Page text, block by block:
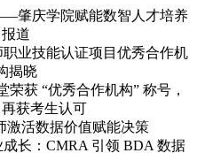
肇庆学院赋能数智人才培养
报道
业技能认证项目优秀合作机
揭晓
荣获 “优秀合作机构” 称号，
获考生认可
激活数据价值赋能决策
长：CMRA 引领 BDA 数据